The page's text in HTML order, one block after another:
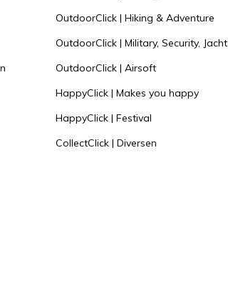
OutdoorClick | Hiking & Adventure
OutdoorClick | Military, Security, Jacht
OutdoorClick | Airsoft
HappyClick | Makes you happy
HappyClick | Festival
CollectClick | Diversen